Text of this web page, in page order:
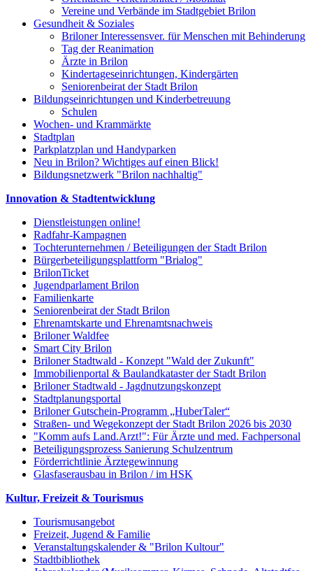
Vereine und Verbände im Stadtgebiet Brilon
Gesundheit & Soziales
Briloner Interessensver. für Menschen mit Behinderung
Tag der Reanimation
Ärzte in Brilon
Kindertageseinrichtungen, Kindergärten
Seniorenbeirat der Stadt Brilon
Bildungseinrichtungen und Kinderbetreuung
Schulen
Wochen- und Krammärkte
Stadtplan
Parkplatzplan und Handyparken
Neu in Brilon? Wichtiges auf einen Blick!
Bildungsnetzwerk "Brilon nachhaltig"
Innovation & Stadtentwicklung
Dienstleistungen online!
Radfahr-Kampagnen
Tochterunternehmen / Beteiligungen der Stadt Brilon
Bürgerbeteiligungsplattform "Brialog"
BrilonTicket
Jugendparlament Brilon
Familienkarte
Seniorenbeirat der Stadt Brilon
Ehrenamtskarte und Ehrenamtsnachweis
Briloner Waldfee
Smart City Brilon
Briloner Stadtwald - Konzept "Wald der Zukunft"
Immobilienportal & Baulandkataster der Stadt Brilon
Briloner Stadtwald - Jagdnutzungskonzept
Stadtplanungsportal
Briloner Gutschein-Programm „HuberTaler“
Straßen- und Wegekonzept der Stadt Brilon 2026 bis 2030
"Komm aufs Land.Arzt!": Für Ärzte und med. Fachpersonal
Beteiligungsprozess Sanierung Schulzentrum
Förderrichtlinie Ärztegewinnung
Glasfaserausbau in Brilon / im HSK
Kultur, Freizeit & Tourismus
Tourismusangebot
Freizeit, Jugend & Familie
Veranstaltungskalender & "Brilon Kultour"
Stadtbibliothek